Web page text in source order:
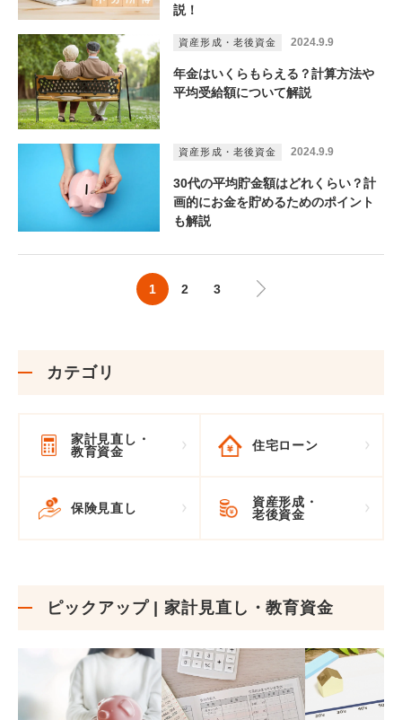
説！
資産形成・老後資金 2024.9.9
年金はいくらもらえる？計算方法や
平均受給額について解説
資産形成・老後資金 2024.9.9
30代の平均貯金額はどれくらい？計
画的にお金を貯めるためのポイント
も解説
1 2 3
カテゴリ
家計見直し ・
教育資金
住宅ローン
保険見直し 資産形成 ・
老後資金
ピックアップ | 家計見直し・教育資金